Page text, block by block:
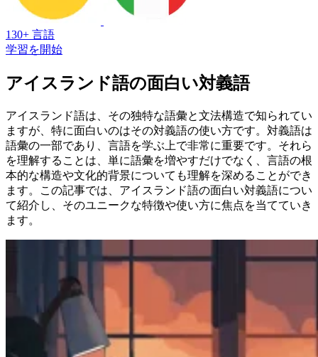
130+ 言語
学習を開始
アイスランド語の面白い対義語
アイスランド語は、その独特な語彙と文法構造で知られてい
ますが、特に面白いのはその対義語の使い方です。対義語は
語彙の一部であり、言語を学ぶ上で非常に重要です。それら
を理解することは、単に語彙を増やすだけでなく、言語の根
本的な構造や文化的背景についても理解を深めることができ
ます。この記事では、アイスランド語の面白い対義語につい
て紹介し、そのユニークな特徴や使い方に焦点を当てていき
ます。